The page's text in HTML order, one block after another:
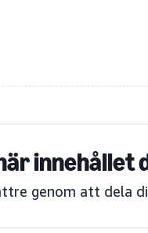
innehållet
genom att dela